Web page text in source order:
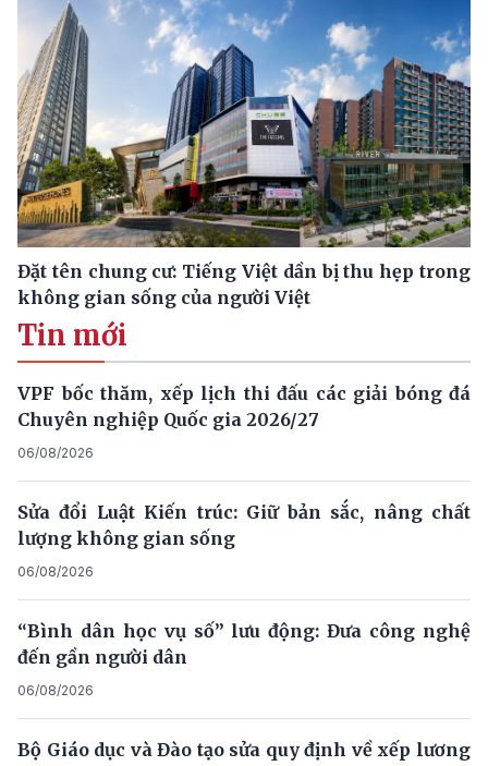
Đặt tên chung cư: Tiếng Việt dần bị thu hẹp trong
không gian sống của người Việt
Tin mới
VPF bốc thăm, xếp lịch thi đấu các giải bóng đá
Chuyên nghiệp Quốc gia 2026/27
06/08/2026
Sửa đổi Luật Kiến trúc: Giữ bản sắc, nâng chất
lượng không gian sống
06/08/2026
“Bình dân học vụ số” lưu động: Đưa công nghệ
đến gần người dân
06/08/2026
Bộ Giáo dục và Đào tạo sửa quy định về xếp lương